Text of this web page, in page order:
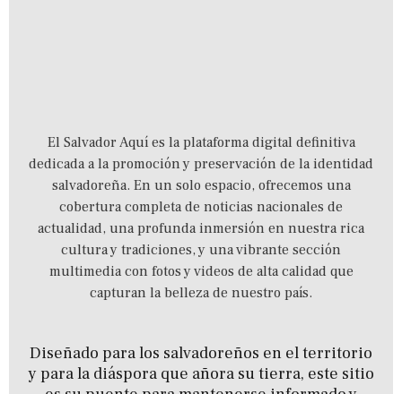
El Salvador Aquí es la plataforma digital definitiva
dedicada a la promoción y preservación de la identidad
salvadoreña. En un solo espacio, ofrecemos una
cobertura completa de noticias nacionales de
actualidad, una profunda inmersión en nuestra rica
cultura y tradiciones,y una vibrante sección
multimedia con fotos y videos de alta calidad que
capturan la belleza de nuestro país.
Diseñado para los salvadoreños en el territorio
y para la diáspora que añora su tierra, este sitio